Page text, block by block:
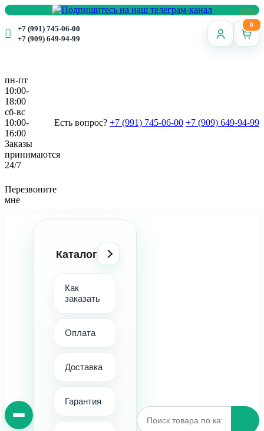
+7 (991) 745-06-00
+7 (909) 649-94-99
0
пн-пт
10:00-
18:00
сб-вс
10:00-
16:00
Заказы
принимаются
24/7
Есть вопрос? +7 (991) 745-06-00 +7 (909) 649-94-99
Перезвоните
мне
Каталог
Как
заказать
Оплата
Доставка
Гарантия